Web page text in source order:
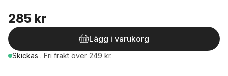
285 kr
Lägg i varukorg
Skickas . Fri frakt över 249 kr.